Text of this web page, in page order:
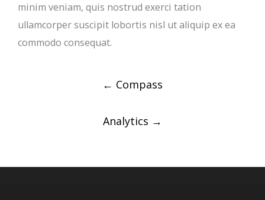
minim veniam, quis nostrud exerci tation
ullamcorper suscipit lobortis nisl ut aliquip ex ea
commodo consequat.
← Compass
Analytics →